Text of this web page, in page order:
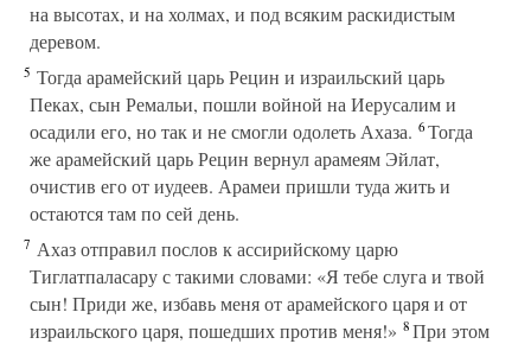
на высотах, и на холмах, и под всяким раскидистым
деревом.
5 Тогда арамейский царь Рецин и израильский царь
Пеках, сын Ремальи, пошли войной на Иерусалим и
осадили его, но так и не смогли одолеть Ахаза. 6Тогда
же арамейский царь Рецин вернул арамеям Эйлат,
очистив его от иудеев. Арамеи пришли туда жить и
остаются там по сей день.
7 Ахаз отправил послов к ассирийскому царю
Тиглатпаласару с такими словами: «Я тебе слуга и твой
сын! Приди же, избавь меня от арамейского царя и от
израильского царя, пошедших против меня!» 8При этом